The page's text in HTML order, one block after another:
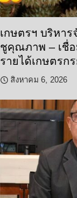
เกษตรฯ บริหา
ชูคุณภาพ – เชื่อ
รายได้เกษตรก
สิงหาคม 6, 2026